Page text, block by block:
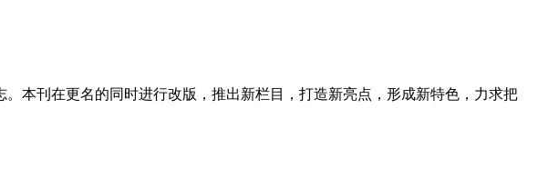
本刊在更名的同时进行改版，推出新栏目，打造新亮点，形成新特色，力求把